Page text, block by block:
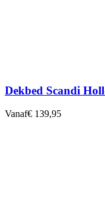
Dekbed Scandi
Vanaf€ 139,95